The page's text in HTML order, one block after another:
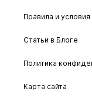
Правила и условия
Статьи в Блоге
Политика
Карта сайта